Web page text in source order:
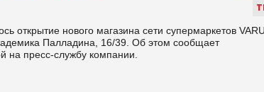
Т
открытие нового магазина сети супермаркетов
Палладина, 16/39. Об этом сообщает
на пресс-службу компании.